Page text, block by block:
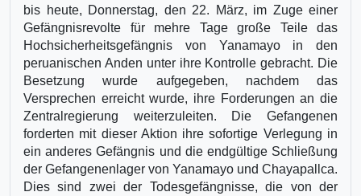
bis heute, Donnerstag, den 22. März, im Zuge einer
Gefängnisrevolte für mehre Tage große Teile das
Hochsicherheitsgefängnis von Yanamayo in den
peruanischen Anden unter ihre Kontrolle gebracht. Die
Besetzung wurde aufgegeben, nachdem das
Versprechen erreicht wurde, ihre Forderungen an die
Zentralregierung weiterzuleiten. Die Gefangenen
forderten mit dieser Aktion ihre sofortige Verlegung in
ein anderes Gefängnis und die endgültige Schließung
der Gefangenenlager von Yanamayo und Chayapallca.
Dies sind zwei der Todesgefängnisse, die von der